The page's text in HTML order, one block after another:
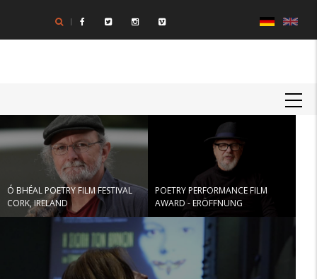
Inhalt
Ó BHÉAL POETRY FILM FESTIVAL
CORK, IRELAND
POETRY PERFORMANCE FILM
AWARD - ERÖFFNUNG